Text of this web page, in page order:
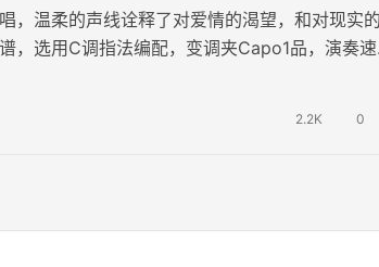
，温柔的声线诠释了对爱情的渴望，和对现实
，选用C调指法编配，变调夹Capo1品，演奏速
2.2K 0